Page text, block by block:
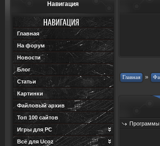
Навигация
Главная
На форум
Новости
Блог
Статьи
Картинки
Файловый архив
Топ 100 сайтов
Игры для PC
Всё для Ucoz
»
Программы